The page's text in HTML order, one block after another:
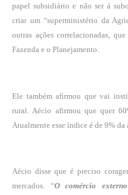
papel subsidiário e não ser á
criar um “superministério da
outras ações correlacionadas,
Fazenda e o Planejamento.
Ele também afirmou que vai
rural. Aécio afirmou que quer
Atualmente esse índice é de 9% da
Aécio disse que é preciso
mercados. “O comércio